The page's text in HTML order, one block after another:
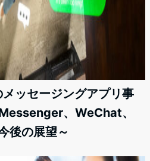
ッセージングアプリ事
、WeChat、
後の展望～